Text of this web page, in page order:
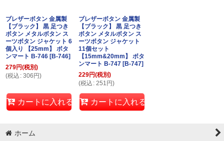
ブレザーボタン 金属製
【ブラック】 黒 足つき
ボタン メタルボタン ス
ーツボタン ジャケット 6
個入り 【25mm】 ボタ
ンマート B-746 [B-746]
279円(税別)
(税込 : 306 円)
カートに入れる
ブレザーボタン 金属製
【ブラック】 黒 足つき
ボタン メタルボタン ス
ーツボタン ジャケット
11個セット
【15mm&20mm】 ボタ
ンマート B-747 [B-747]
229円(税別)
(税込 : 251 円)
カートに入れる
ホーム